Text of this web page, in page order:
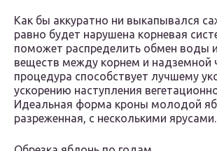
Как бы аккуратно ни выкапывался
равно будет нарушена корневая
поможет распределить обмен воды
веществ между корнем и надземной
процедура способствует лучшему
ускорению наступления
Идеальная форма кроны молодой
разреженная, с несколькими ярусами.